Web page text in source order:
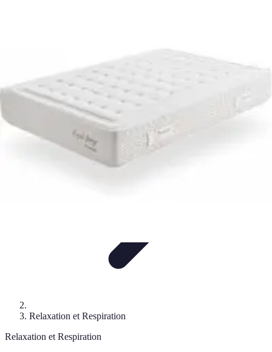
Astuces Anti Stress
Relaxation et Respiration
Relaxation et Respiration